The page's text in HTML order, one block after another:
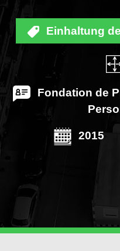
Einhaltung
Fondation de
2015